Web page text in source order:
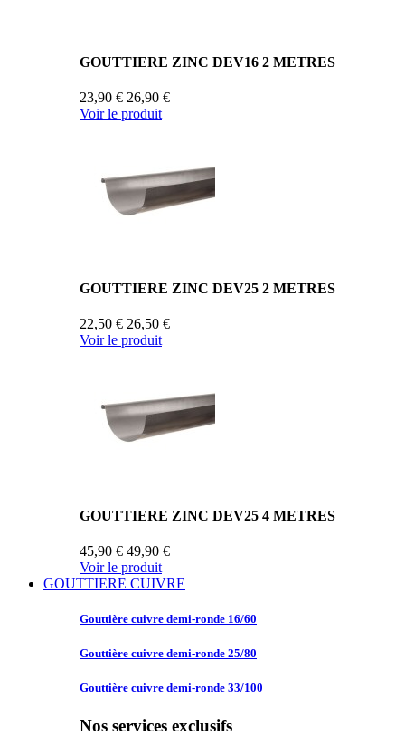
GOUTTIERE ZINC DEV16 2 METRES
23,90 € 26,90 €
Voir le produit
GOUTTIERE ZINC DEV25 2 METRES
22,50 € 26,50 €
Voir le produit
GOUTTIERE ZINC DEV25 4 METRES
45,90 € 49,90 €
Voir le produit
GOUTTIERE CUIVRE
Gouttière cuivre demi-ronde 16/60
Gouttière cuivre demi-ronde 25/80
Gouttière cuivre demi-ronde 33/100
Nos services exclusifs